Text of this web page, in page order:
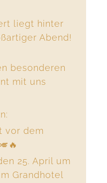
liegt hinter
Abend!
besonderen
mit uns
vor dem
25. April um
Grandhotel